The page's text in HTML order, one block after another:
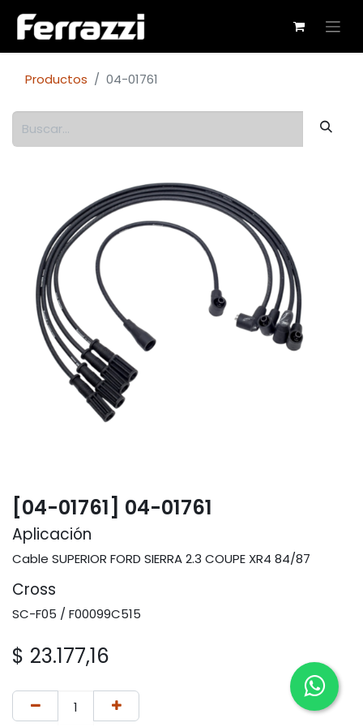
Productos 04-01761
[04-01761] 04-01761
Aplicación
Cable SUPERIOR FORD SIERRA 2.3 COUPE XR4 84/87
Cross
SC-F05 / F00099C515
$ 23.177,16